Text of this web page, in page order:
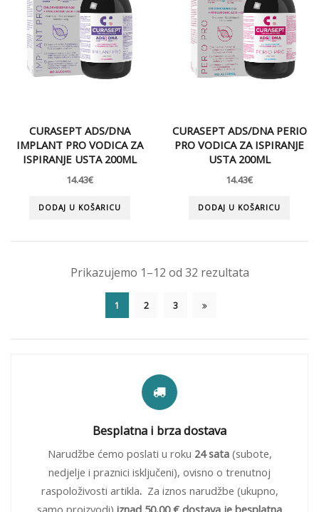
CURASEPT ADS/DNA
IMPLANT PRO VODICA ZA
ISPIRANJE USTA 200ML
14.43€
DODAJ U KOŠARICU
CURASEPT ADS/DNA PERIO
PRO VODICA ZA ISPIRANJE
USTA 200ML
14.43€
DODAJ U KOŠARICU
Prikazujemo 1–12 od 32 rezultata
1 2 3
Besplatna i brza dostava
Narudžbe ćemo poslati u roku 24 sata(subote,
nedjelje i praznici isključeni), ovisno o trenutnoj
raspoloživosti artikla.Za iznos narudžbe (ukupno,